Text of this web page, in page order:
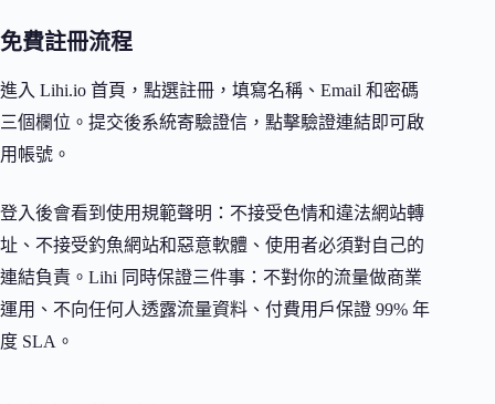
免費註冊流程
進入 Lihi.io 首頁，點選註冊，填寫名稱、Email 和密碼
三個欄位。提交後系統寄驗證信，點擊驗證連結即可啟
用帳號。
登入後會看到使用規範聲明：不接受色情和違法網站轉
址、不接受釣魚網站和惡意軟體、使用者必須對自己的
連結負責。Lihi 同時保證三件事：不對你的流量做商業
運用、不向任何人透露流量資料、付費用戶保證 99% 年
度 SLA。